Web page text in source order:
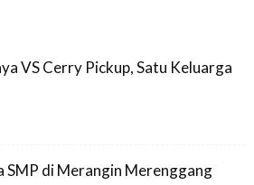
VS Cerry Pickup, Satu Keluarga
SMP di Merangin Merenggang